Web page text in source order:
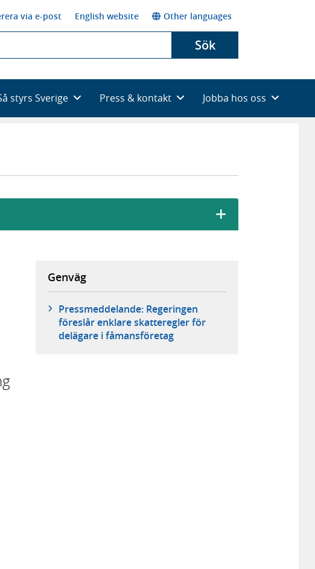
via e-post English website Other languages
Sök
styrs Sverige Press & kontakt Jobba hos oss
Genväg
Pressmeddelande: Regeringen
föreslår enklare skatteregler för
delägare i fåmansföretag